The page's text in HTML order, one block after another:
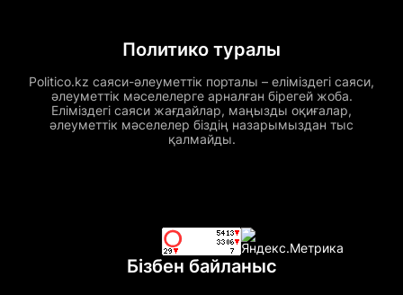
Политико туралы
Politico.kz саяси-әлеуметтік порталы – еліміздегі саяси,
әлеуметтік мәселелерге арналған бірегей жоба.
Еліміздегі саяси жағдайлар, маңызды оқиғалар,
әлеуметтік мәселелер біздің назарымыздан тыс
қалмайды.
Бізбен байланыс